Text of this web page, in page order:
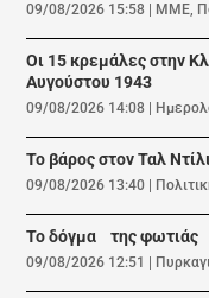
09/08/2026 15:58 ΜΜΕ,
Οι 15 κρεμάλες στην
Αυγούστου 1943
09/08/2026 14:08
Το βάρος στον Ταλ
09/08/2026 13:40
Το δόγμα της φωτιάς
09/08/2026 12:51